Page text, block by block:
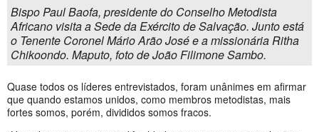
Bispo Paul Baofa, presidente do Conselho Metodista
Africano visita a Sede da Exército de Salvação. Junto está
o Tenente Coronel Mário Arão José e a missionária Ritha
Chikoondo. Maputo, foto de João Filimone Sambo.
Quase todos os líderes entrevistados, foram unânimes em afirmar
que quando estamos unidos, como membros metodistas, mais
fortes somos, porém, divididos somos fracos.